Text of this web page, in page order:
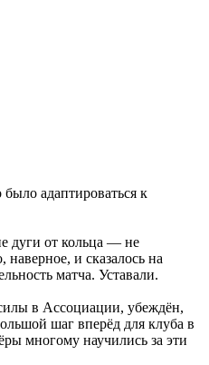
было адаптироваться к
дуги от кольца — не
наверное, и сказалось на
матча. Уставали.
в Ассоциации, убеждён,
шаг вперёд для клуба в
многому научились за эти